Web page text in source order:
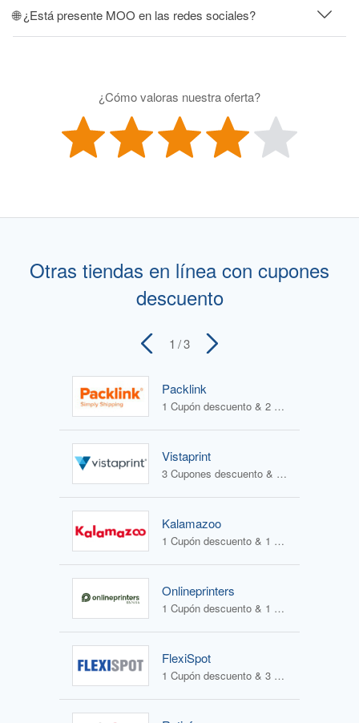
🌐 ¿Está presente MOO en las redes sociales?
¿Cómo valoras nuestra oferta?
Otras tiendas en línea con cupones
descuento
1 / 3
Packlink
1 Cupón descuento & 2 Ofertas
Vistaprint
3 Cupones descuento & 1 Oferta
Kalamazoo
1 Cupón descuento & 1 Oferta
Onlineprinters
1 Cupón descuento & 1 Oferta
FlexiSpot
1 Cupón descuento & 3 Ofertas